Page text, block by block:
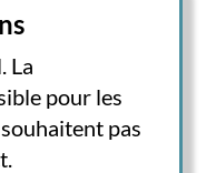
La
pour les
pas